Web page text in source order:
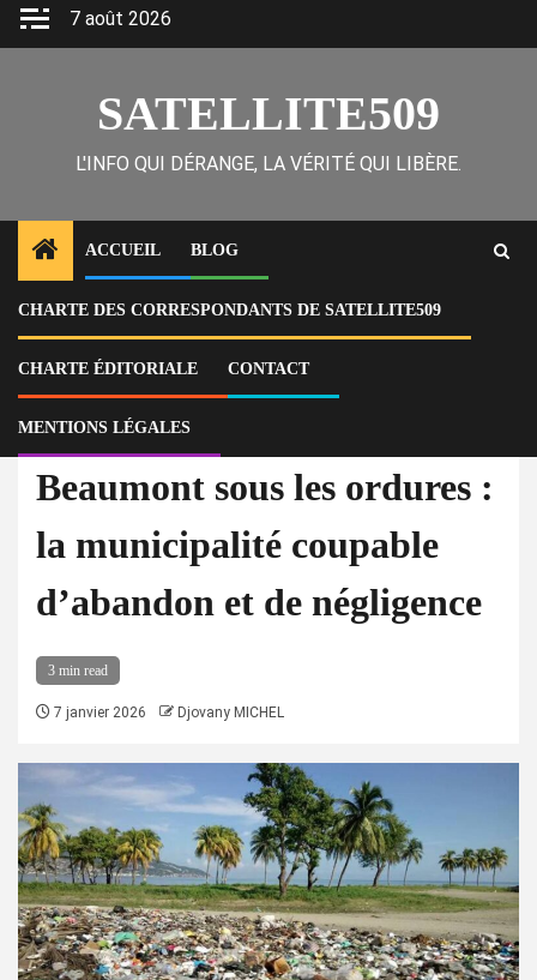
Skip
7 août 2026
SATELLITE509
L'INFO QUI DÉRANGE, LA VÉRITÉ QUI LIBÈRE.
ACCUEIL BLOG
CHARTE DES CORRESPONDANTS DE SATELLITE509
CHARTE ÉDITORIALE CONTACT
MENTIONS LÉGALES
Home
Actu
Beaumont sous les ordures : la municipalité coupable d’abandon et de
négligence
À la Une Actu
Beaumont sous les ordures :
la municipalité coupable
d’abandon et de négligence
3 min read
7 janvier 2026 Djovany MICHEL